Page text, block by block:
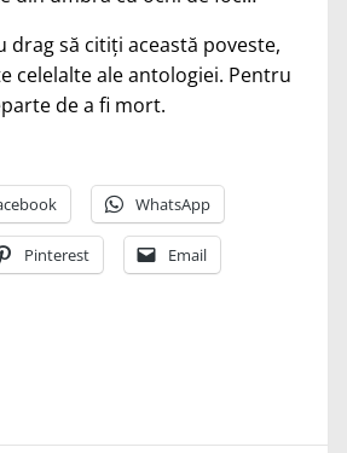
drag să citiţi această poveste,
celelalte ale antologiei. Pentru
de a fi mort.
WhatsApp
Pinterest Email